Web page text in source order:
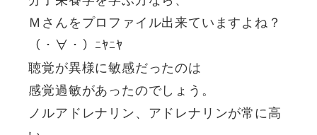
Ｍさんをプロファイル出来ていますよね？
（・∀・）ﾆﾔﾆﾔ
聴覚が異様に敏感だったのは
感覚過敏があったのでしょう。
ノルアドレナリン、アドレナリンが常に高